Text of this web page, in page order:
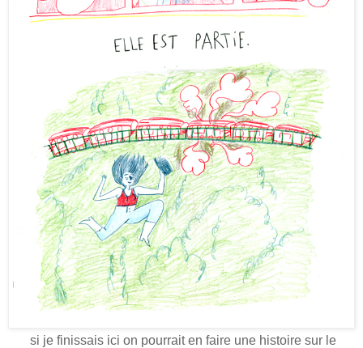
si je finissais ici on pourrait en faire une histoire sur le